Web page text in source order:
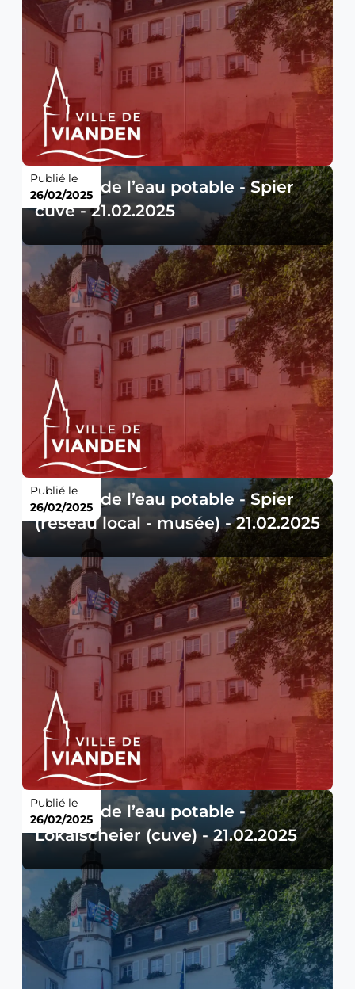
Qualité de l’eau potable - Spier
cuve - 21.02.2025
Publié le
26/02/2025
Qualité de l’eau potable - Spier
(réseau local - musée) - 21.02.2025
Publié le
26/02/2025
Qualité de l’eau potable -
Lokalscheier (cuve) - 21.02.2025
Publié le
26/02/2025